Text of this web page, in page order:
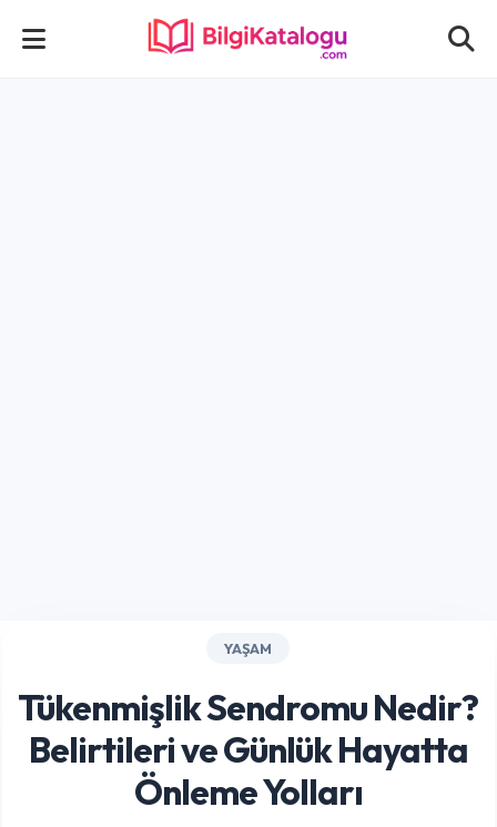
YAŞAM
Tükenmişlik Sendromu Nedir?
Belirtileri ve Günlük Hayatta
Önleme Yolları